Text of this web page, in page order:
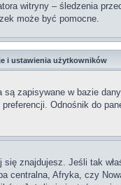
witryny – śledzenia
może być pomocne.
i ustawienia użytkowników
zapisywane w bazie
Odnośnik do
znajdujesz. Jeśli tak
centralna, Afryka, czy